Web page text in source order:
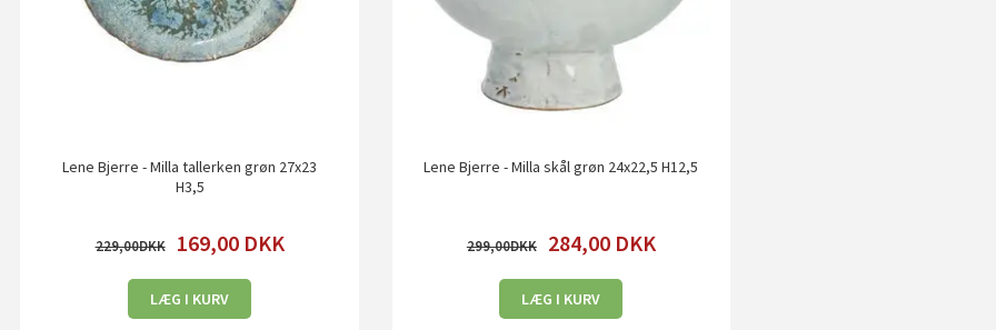
Lene Bjerre - Milla tallerken grøn 27x23
H3,5
229,00 169,00 DKK
LÆG I KURV
Lene Bjerre - Milla skål grøn 24x22,5 H12,5
299,00 284,00 DKK
LÆG I KURV